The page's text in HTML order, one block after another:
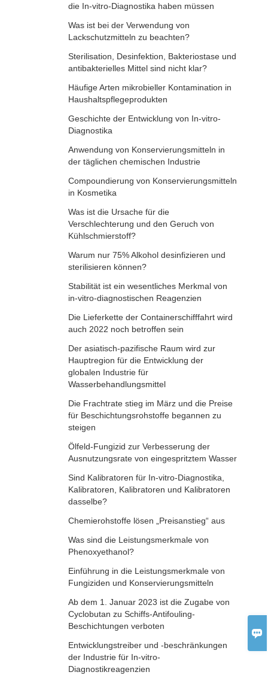

die In-vitro-Diagnostika haben müssen
Was ist bei der Verwendung von
Lackschutzmitteln zu beachten?
Sterilisation, Desinfektion, Bakteriostase und
antibakterielles Mittel sind nicht klar?
Häufige Arten mikrobieller Kontamination in
Haushaltspflegeprodukten
Geschichte der Entwicklung von In-vitro-
Diagnostika
Anwendung von Konservierungsmitteln in
der täglichen chemischen Industrie
Compoundierung von Konservierungsmitteln
in Kosmetika
Was ist die Ursache für die
Verschlechterung und den Geruch von
Kühlschmierstoff?
Warum nur 75% Alkohol desinfizieren und
sterilisieren können?
Stabilität ist ein wesentliches Merkmal von
in-vitro-diagnostischen Reagenzien
Die Lieferkette der Containerschifffahrt wird
auch 2022 noch betroffen sein
Der asiatisch-pazifische Raum wird zur
Hauptregion für die Entwicklung der
globalen Industrie für
Wasserbehandlungsmittel
Die Frachtrate stieg im März und die Preise
für Beschichtungsrohstoffe begannen zu
steigen
Ölfeld-Fungizid zur Verbesserung der
Ausnutzungsrate von eingespritztem Wasser
Sind Kalibratoren für In-vitro-Diagnostika,
Kalibratoren, Kalibratoren und Kalibratoren
dasselbe?
Chemierohstoffe lösen „Preisanstieg“ aus
Was sind die Leistungsmerkmale von
Phenoxyethanol?
Einführung in die Leistungsmerkmale von
Fungiziden und Konservierungsmitteln
Ab dem 1. Januar 2023 ist die Zugabe von
Cyclobutan zu Schiffs-Antifouling-
Beschichtungen verboten
Entwicklungstreiber und -beschränkungen
der Industrie für In-vitro-
Diagnostikreagenzien